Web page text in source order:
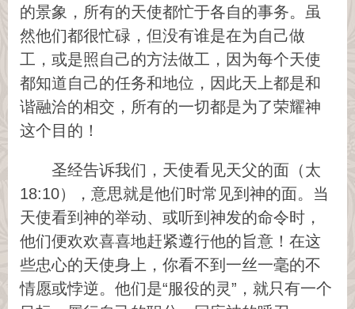
的景象，所有的天使都忙于各自的事务。虽
然他们都很忙碌，但没有谁是在为自己做
工，或是照自己的方法做工，因为每个天使
都知道自己的任务和地位，因此天上都是和
谐融洽的相交，所有的一切都是为了荣耀神
这个目的！
圣经告诉我们，天使看见天父的面（太
18:10），意思就是他们时常见到神的面。当
天使看到神的举动、或听到神发的命令时，
他们便欢欢喜喜地赶紧遵行他的旨意！在这
些忠心的天使身上，你看不到一丝一毫的不
情愿或悖逆。他们是“服役的灵”，就只有一个